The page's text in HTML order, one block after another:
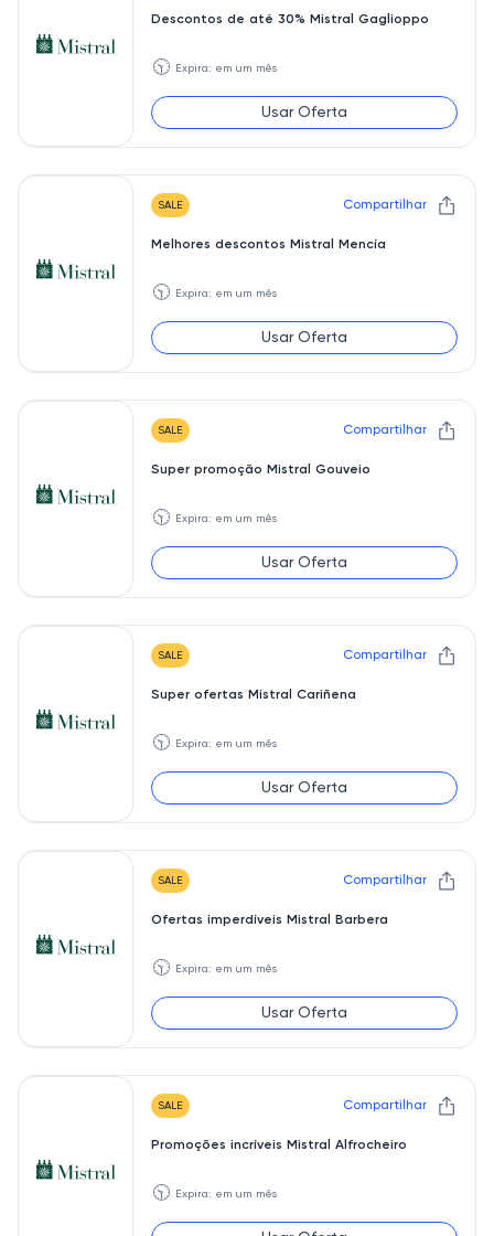
Descontos de até 30% Mistral Gaglioppo
🕥 Expira: em um mês
Usar Oferta
SALE Compartilhar
Melhores descontos Mistral Mencía
🕥 Expira: em um mês
Usar Oferta
SALE Compartilhar
Super promoção Mistral Gouveio
🕥 Expira: em um mês
Usar Oferta
SALE Compartilhar
Super ofertas Mistral Cariñena
🕥 Expira: em um mês
Usar Oferta
SALE Compartilhar
Ofertas imperdíveis Mistral Barbera
🕥 Expira: em um mês
Usar Oferta
SALE Compartilhar
Promoções incríveis Mistral Alfrocheiro
🕥 Expira: em um mês